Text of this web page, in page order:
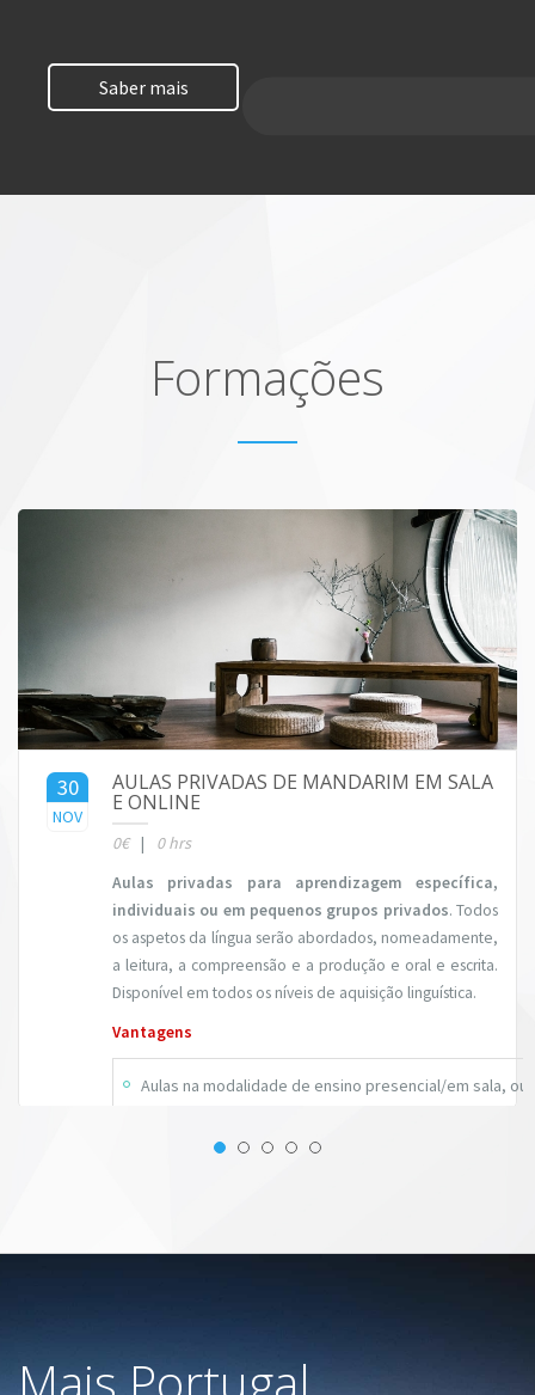
Saber mais
Formações
30
NOV
2016
AULAS PRIVADAS DE MANDARIM EM SALA
E ONLINE
0€ | 0 hrs
Aulas privadas para aprendizagem específica,
individuais ou em pequenos grupos privados. Todos
os aspetos da língua serão abordados, nomeadamente,
a leitura, a compreensão e a produção e oral e escrita.
Disponível em todos os níveis de aquisição linguística.
Vantagens
Aulas na modalidade de ensino presencial/em sala, ou
Horários e conteúdos organizados de acordo com a
Preçário
Pacote de 10 horas:180€